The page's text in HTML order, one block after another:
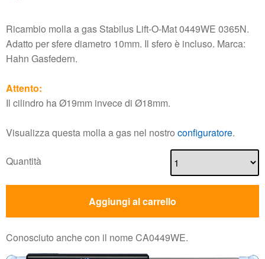
Ricambio molla a gas Stabilus Lift-O-Mat 0449WE 0365N.
Adatto per sfere diametro 10mm. Il sfero è incluso. Marca:
Hahn Gasfedern.
Attento:
Il cilindro ha Ø19mm invece di Ø18mm.
Visualizza questa molla a gas nel nostro configuratore.
Quantità
Aggiungi al carrello
Conosciuto anche con il nome CA0449WE.